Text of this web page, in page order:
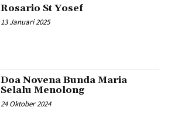
Rosario St Yosef
13 Januari 2025
Doa Novena Bunda Maria
Selalu Menolong
24 Oktober 2024